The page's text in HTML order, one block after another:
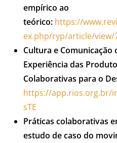
empírico ao
teórico: https://
ex.php/ryp/article/view/
Cultura e Comunicação
Experiência das
Colaborativas para o
https://app.rios.org.br/
sTE
Práticas colaborativas
estudo de caso do